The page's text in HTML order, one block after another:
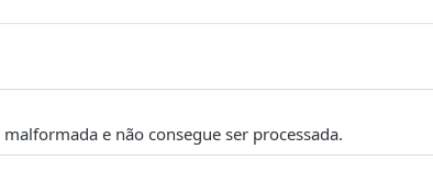
e não consegue ser processada.